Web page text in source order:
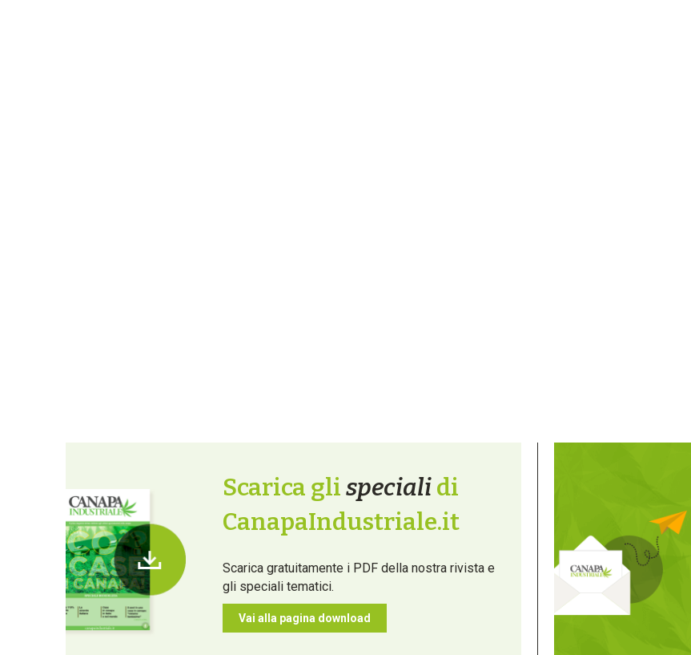
Scarica glispecialidi
CanapaIndustriale.it
Scarica gratuitamente i PDF della nostra rivista e
gli speciali tematici.
Vai alla pagina download